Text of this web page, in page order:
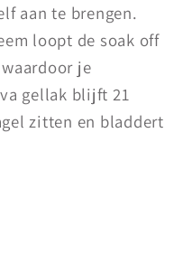
aan te brengen.
loopt de soak off
je
gellak blijft 21
zitten en bladdert